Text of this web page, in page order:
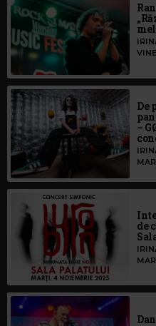
De
–
de